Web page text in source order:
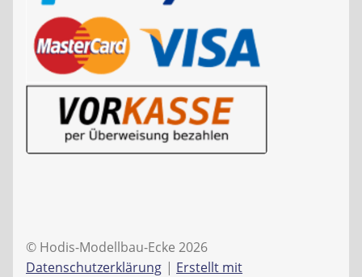
© Hodis-Modellbau-Ecke 2026
Datenschutzerklärung
Erstellt mit